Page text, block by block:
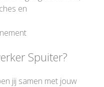
en
Spuiter?
jij samen met jouw